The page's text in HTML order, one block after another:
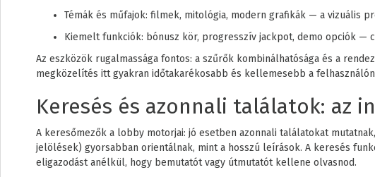
Témák és műfajok: filmek, mitológia, modern grafikák — a vizuális
Kiemelt funkciók: bónusz kör, progresszív jackpot, demo opciók —
Az eszközök rugalmassága fontos: a szűrők kombinálhatósága és a
megközelítés itt gyakran időtakarékosabb és kellemesebb a
Keresés és azonnali találatok: az
A keresőmezők a lobby motorjai: jó esetben azonnali találatokat
jelölések) gyorsabban orientálnak, mint a hosszú leírások. A keresés
eligazodást anélkül, hogy bemutatót vagy útmutatót kellene olvasnod.